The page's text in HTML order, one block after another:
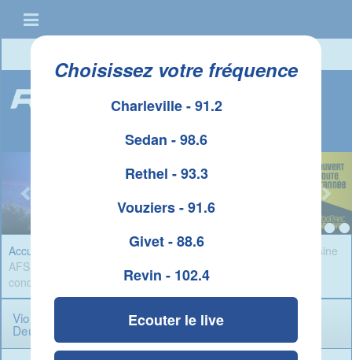
Choisissez votre fréquence
Charleville - 91.2
Sedan - 98.6
Rethel - 93.3
Vouziers - 91.6
Givet - 88.6
Revin - 102.4
Ecouter le live
Accueil Infos Ardennes» Violences aggravées au sein de l'usine
AFS de Sedan : Deux employés reconnus coupables et
condamnés
Violences aggravées au sein de l'usine AFS de Sedan :
Deux employés reconnus coupables et condamnés